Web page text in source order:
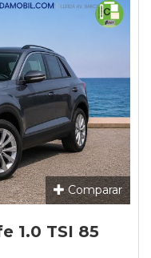
Comparar
1.0 TSI 85